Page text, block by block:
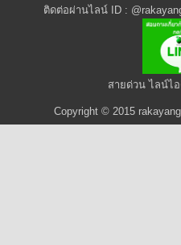
ติดต่อผ่านไลน์ ID :
สายด่วน ไลน์ไอ
Copyright © 2015